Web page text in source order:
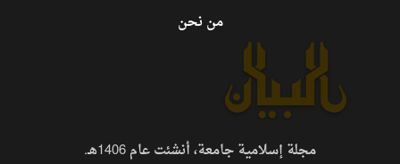
من نحن
مجلة إسلامية جامعة، أنشئت عام 1406هـ.